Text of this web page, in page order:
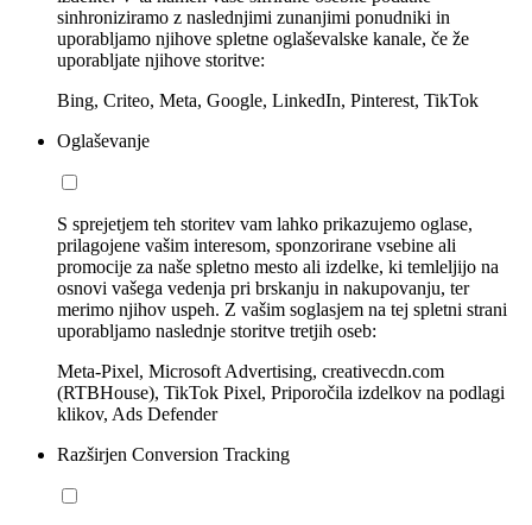
sinhroniziramo z naslednjimi zunanjimi ponudniki in
uporabljamo njihove spletne oglaševalske kanale, če že
uporabljate njihove storitve:
Bing, Criteo, Meta, Google, LinkedIn, Pinterest, TikTok
Oglaševanje
S sprejetjem teh storitev vam lahko prikazujemo oglase,
prilagojene vašim interesom, sponzorirane vsebine ali
promocije za naše spletno mesto ali izdelke, ki temleljijo na
osnovi vašega vedenja pri brskanju in nakupovanju, ter
merimo njihov uspeh. Z vašim soglasjem na tej spletni strani
uporabljamo naslednje storitve tretjih oseb:
Meta-Pixel, Microsoft Advertising, creativecdn.com
(RTBHouse), TikTok Pixel, Priporočila izdelkov na podlagi
klikov, Ads Defender
Razširjen Conversion Tracking